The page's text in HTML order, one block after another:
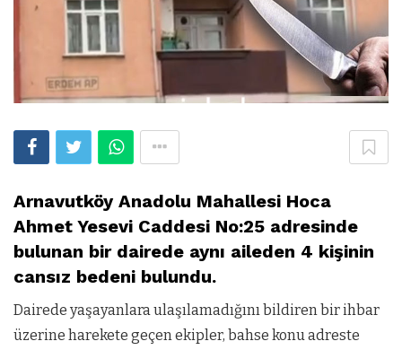
Arnavutköy Anadolu Mahallesi Hoca
Ahmet Yesevi Caddesi No:25 adresinde
bulunan bir dairede aynı aileden 4 kişinin
cansız bedeni bulundu.
Dairede yaşayanlara ulaşılamadığını bildiren bir ihbar
üzerine harekete geçen ekipler, bahse konu adreste